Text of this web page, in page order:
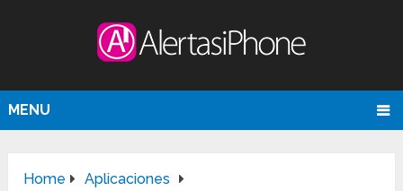
MENU
Home
Aplicaciones